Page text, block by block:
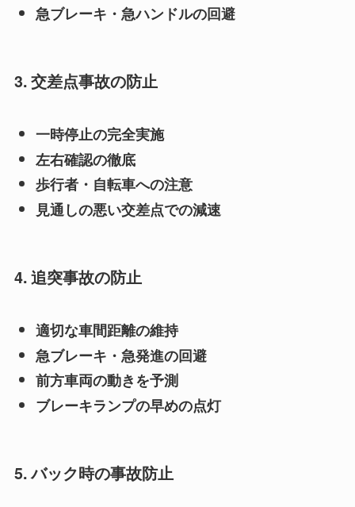
急ブレーキ・急ハンドルの回避
3. 交差点事故の防止
一時停止の完全実施
左右確認の徹底
歩行者・自転車への注意
見通しの悪い交差点での減速
4. 追突事故の防止
適切な車間距離の維持
急ブレーキ・急発進の回避
前方車両の動きを予測
ブレーキランプの早めの点灯
5. バック時の事故防止